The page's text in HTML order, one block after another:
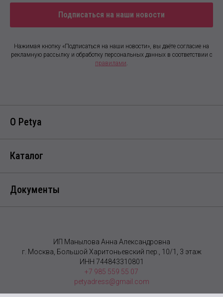
Подписаться на наши новости
Нажимая кнопку «Подписаться на наши новости», вы даёте согласие на
рекламную рассылку и обработку персональных данных в соответствии с
правилами.
О Petya
Каталог
Документы
ИП Манылова Анна Александровна
г. Москва, Большой Харитоньевский пер., 10/1, 3 этаж
ИНН 744843310801
+7 985 559 55 07
petyadress@gmail.com